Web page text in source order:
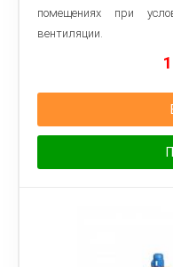
помещениях при
вентиляции.